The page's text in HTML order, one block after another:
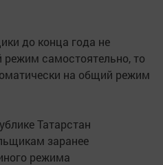
до конца года не
самостоятельно, то
на общий режим
Татарстан
заранее
режима